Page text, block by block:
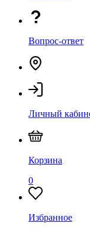
Вопрос-ответ
Личный
Корзина
0
Избранное